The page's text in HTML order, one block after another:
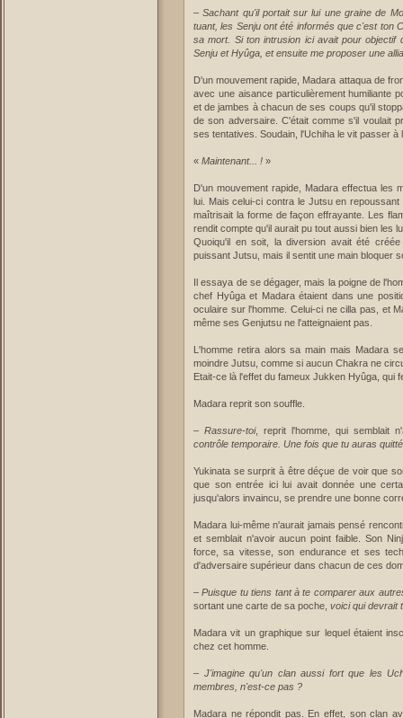
–Sachant qu'il portait sur lui une graine de
tuant, les Senju ont été informés que c'est ton
sa mort. Si ton intrusion ici avait pour
Senju et Hyûga, et ensuite me proposer une
D'un mouvement rapide, Madara attaqua de
avec une aisance particulièrement humiliante
et de jambes à chacun de ses coups qu'il
de son adversaire. C'était comme s'il voulait
ses tentatives. Soudain, l'Uchiha le vit passer
« Maintenant... ! »
D'un mouvement rapide, Madara effectua les
lui. Mais celui-ci contra le Jutsu en
maîtrisait la forme de façon effrayante. Les
rendit compte qu'il aurait pu tout aussi bien les
Quoiqu'il en soit, la diversion avait été
puissant Jutsu, mais il sentit une main bloquer
Il essaya de se dégager, mais la poigne de
chef Hyûga et Madara étaient dans une
oculaire sur l'homme. Celui-ci ne cilla pas, et
même ses Genjutsu ne l'atteignaient pas.
L'homme retira alors sa main mais Madara
moindre Jutsu, comme si aucun Chakra ne
Etait-ce là l'effet du fameux Jukken Hyûga, qui
Madara reprit son souffle.
– Rassure-toi, reprit l'homme, qui semblait
contrôle temporaire. Une fois que tu auras
Yukinata se surprit à être déçue de voir que
que son entrée ici lui avait donnée une
jusqu'alors invaincu, se prendre une bonne
Madara lui-même n'aurait jamais pensé
et semblait n'avoir aucun point faible. Son
force, sa vitesse, son endurance et ses
d'adversaire supérieur dans chacun de ces
–Puisque tu tiens tant à te comparer aux
sortant une carte de sa poche, voici qui devrait
Madara vit un graphique sur lequel étaient
chez cet homme.
– J'imagine qu'un clan aussi fort que les
membres, n'est-ce pas ?
Madara ne répondit pas. En effet, son clan